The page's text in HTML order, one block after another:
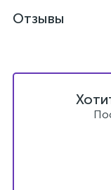
Отзывы